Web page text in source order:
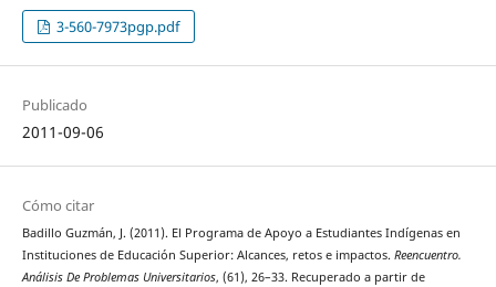
3-560-7973pgp.pdf
Publicado
2011-09-06
Cómo citar
Badillo Guzmán, J. (2011). El Programa de Apoyo a Estudiantes Indígenas en
Instituciones de Educación Superior: Alcances, retos e impactos. Reencuentro.
Análisis De Problemas Universitarios, (61), 26–33. Recuperado a partir de